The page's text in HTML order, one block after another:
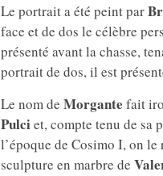
Le portrait a été peint par
face et de dos le célèbre
présenté avant la chasse,
portrait de dos, il est
Le nom de Morgante fait
Pulciet, compte tenu de sa
l’époque de Cosimo I, on
sculpture en marbre de